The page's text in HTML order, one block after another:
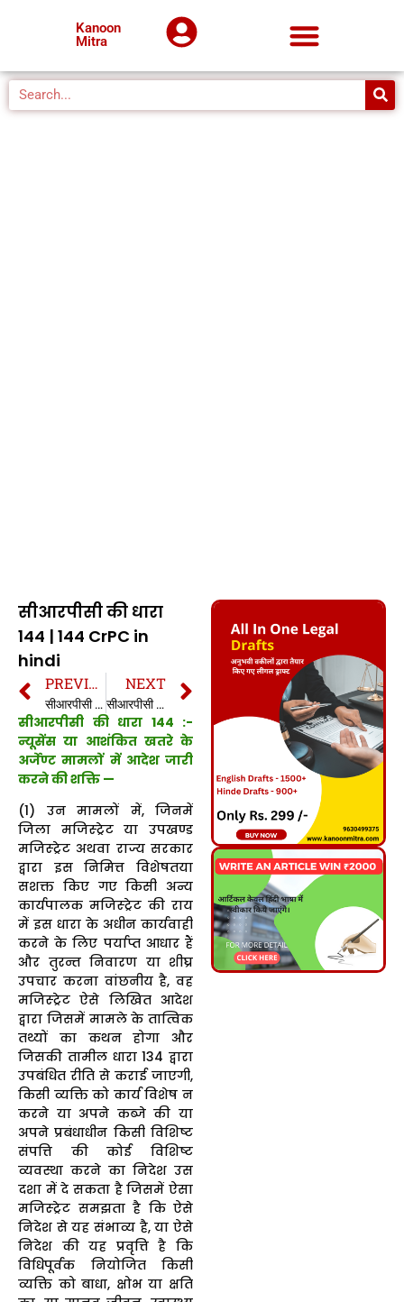
Kanoon
Mitra
सीआरपीसी की धारा
144 | 144 CrPC in
hindi
PREVIOUS
सीआरपीसी की धारा 143 | 143 CrPC in hindi
NEXT
सीआरपीसी की धारा 145 | 145 CrPC in hindi
सीआरपीसी की धारा 144 :-
न्यूसेंस या आशंकित खतरे के
अर्जेण्ट मामलों में आदेश जारी
करने की शक्ति —
(1) उन मामलों में, जिनमें
जिला मजिस्ट्रेट या उपखण्ड
मजिस्ट्रेट अथवा राज्य सरकार
द्वारा इस निमित्त विशेषतया
सशक्त किए गए किसी अन्य
कार्यपालक मजिस्ट्रेट की राय
में इस धारा के अधीन कार्यवाही
करने के लिए पर्याप्त आधार हैं
और तुरन्त निवारण या शीघ्र
उपचार करना वांछनीय है, वह
मजिस्ट्रेट ऐसे लिखित आदेश
द्वारा जिसमें मामले के तात्विक
तथ्यों का कथन होगा और
जिसकी तामील धारा 134 द्वारा
उपबंधित रीति से कराई जाएगी,
किसी व्यक्ति को कार्य विशेष न
करने या अपने कब्जे की या
अपने प्रबंधाधीन किसी विशिष्ट
संपत्ति की कोई विशिष्ट
व्यवस्था करने का निदेश उस
दशा में दे सकता है जिसमें ऐसा
मजिस्ट्रेट समझता है कि ऐसे
निदेश से यह संभाव्य है, या ऐसे
निदेश की यह प्रवृत्ति है कि
विधिपूर्वक नियोजित किसी
व्यक्ति को बाधा, क्षोभ या क्षति